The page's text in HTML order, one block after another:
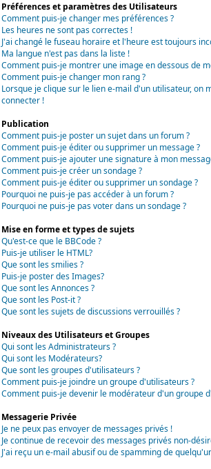
Préférences et paramètres des Utilisateurs
Comment puis-je changer mes préférences ?
Les heures ne sont pas correctes !
J'ai changé le fuseau horaire et l'heure est toujours
Ma langue n'est pas dans la liste !
Comment puis-je montrer une image en dessous de
Comment puis-je changer mon rang ?
Lorsque je clique sur le lien e-mail d'un utilisateur, on
connecter !
Publication
Comment puis-je poster un sujet dans un forum ?
Comment puis-je éditer ou supprimer un message ?
Comment puis-je ajouter une signature à mon
Comment puis-je créer un sondage ?
Comment puis-je éditer ou supprimer un sondage ?
Pourquoi ne puis-je pas accéder à un forum ?
Pourquoi ne puis-je pas voter dans un sondage ?
Mise en forme et types de sujets
Qu'est-ce que le BBCode ?
Puis-je utiliser le HTML?
Que sont les smilies ?
Puis-je poster des Images?
Que sont les Annonces ?
Que sont les Post-it ?
Que sont les sujets de discussions verrouillés ?
Niveaux des Utilisateurs et Groupes
Qui sont les Administrateurs ?
Qui sont les Modérateurs?
Que sont les groupes d'utilisateurs ?
Comment puis-je joindre un groupe d'utilisateurs ?
Comment puis-je devenir le modérateur d'un groupe
Messagerie Privée
Je ne peux pas envoyer de messages privés !
Je continue de recevoir des messages privés non-
J'ai reçu un e-mail abusif ou de spamming de